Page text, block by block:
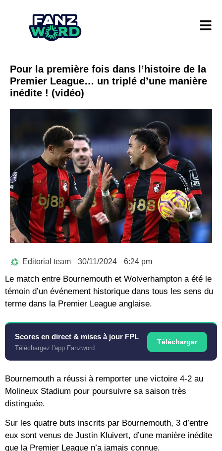
Pour la première fois dans l’histoire de la
Premier League… un triplé d’une manière
inédite ! (vidéo)
Editorial team 30/11/2024 6:24 pm
Le match entre Bournemouth et Wolverhampton a été le
témoin d’un événement historique dans tous les sens du
terme dans la Premier League anglaise.
Scores en direct & mises à jour FPL
Téléchargez l'app Fanzword
Télécharger
Bournemouth a réussi à remporter une victoire 4-2 au
Molineux Stadium pour poursuivre sa saison très
distinguée.
Sur les quatre buts inscrits par Bournemouth, 3 d’entre
eux sont venus de Justin Kluivert, d’une manière inédite
que la Premier League n’a jamais connue.